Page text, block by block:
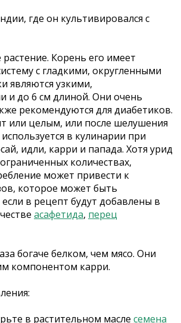
где он культивировался с
Корень его имеет
с гладкими, округленными
являются узкими,
и до 6 см длиной. Они очень
рекомендуются для диабетиков.
или целым, или после шелушения
в кулинарии при
идли, карри и папада. Хотя урид
количествах,
может привести к
которое может быть
в рецепт будут добавлены в
асафетида, перец
богаче белком, чем мясо. Они
компонентом карри.
в растительном масле семена